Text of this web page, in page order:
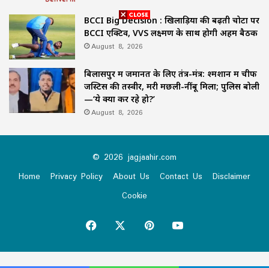
BCCI Big Decision : खिलाड़ियों की बढ़ती चोटों पर
BCCI एक्टिव, VVS लक्ष्मण के साथ होगी अहम बैठक
August 8, 2026
बिलासपुर में जमानत के लिए तंत्र-मंत्र: श्मशान में चीफ
जस्टिस की तस्वीर, मरी मछली-नींबू मिला; पुलिस बोली
—‘ये क्या कर रहे हो?’
August 8, 2026
© 2026 jagjaahir.com
Home
Privacy Policy About Us Contact Us
Disclaimer
Cookie
Facebook PinterestYouTube